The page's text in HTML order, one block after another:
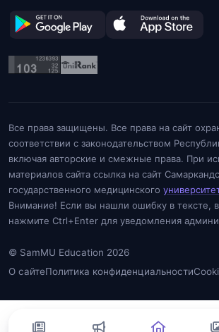
Все права защищены. Все права на сайт
соответствии с законодательством
включая авторские и смежные права. При
материалов сайта ссылка на сайт
государственного медицинского
Внимание! Если вы нашли ошибку в тексте,
нажмите Ctrl+Enter для уведомления
© SamMU Education 2026
О сайтеПолитика конфиденциальности